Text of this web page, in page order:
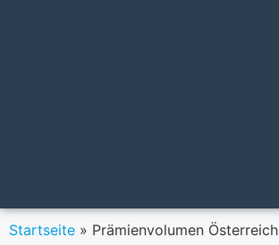
Startseite » Prämienvolumen Österreich